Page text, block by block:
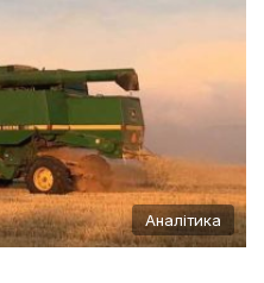
Аналітика